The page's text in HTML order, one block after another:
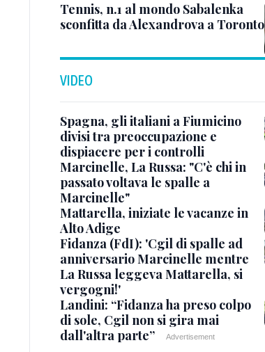
Tennis, n.1 al mondo Sabalenka
sconfitta da Alexandrova a Toronto
VIDEO
Spagna, gli italiani a Fiumicino
divisi tra preoccupazione e
dispiacere per i controlli
Marcinelle, La Russa: "C'è chi in
passato voltava le spalle a
Marcinelle"
Mattarella, iniziate le vacanze in
Alto Adige
Fidanza (FdI): 'Cgil di spalle ad
anniversario Marcinelle mentre
La Russa leggeva Mattarella, si
vergogni!'
Landini: “Fidanza ha preso colpo
di sole, Cgil non si gira mai
dall'altra parte”